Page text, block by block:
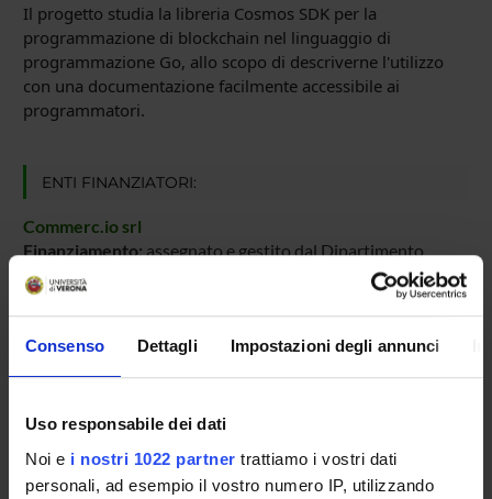
Consenso Dettagli Impostazioni degli annunci
Uso responsabile dei dati
Noi e i nostri 1022 partner trattiamo i vostri dati
personali, ad esempio il vostro numero IP, utilizzando
Il progetto studia la libreria Cosmos SDK per la
programmazione di blockchain nel linguaggio di
programmazione Go, allo scopo di descriverne l'utilizzo
con una documentazione facilmente accessibile ai
programmatori.
ENTI FINANZIATORI:
Commerc.io srl
Finanziamento:assegnato e gestito dal Dipartimento
PARTECIPANTI AL PROGETTO
Professore associato
Fabio Tagliaferro